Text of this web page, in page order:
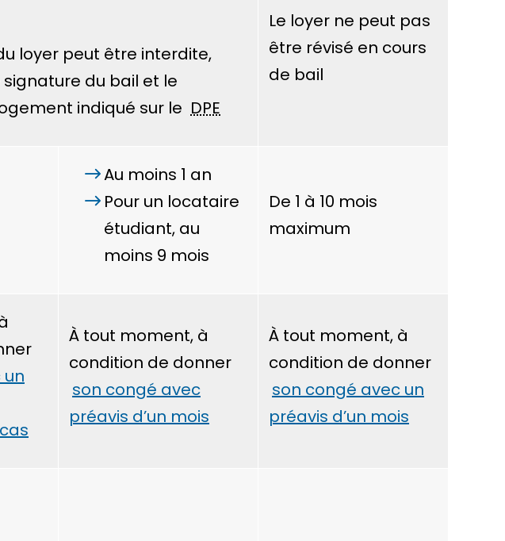
loyer peut être interdite,
du bail et le
indiqué sur le DPE
Le loyer ne peut pas
être révisé en cours
de bail
Au moins 1 an
Pour un locataire
étudiant, au
moins 9 mois
De 1 à 10 mois
maximum
À tout moment, à
condition de donner
son congé avec
préavis d’un mois
À tout moment, à
condition de donner
son congé avec un
préavis d’un mois